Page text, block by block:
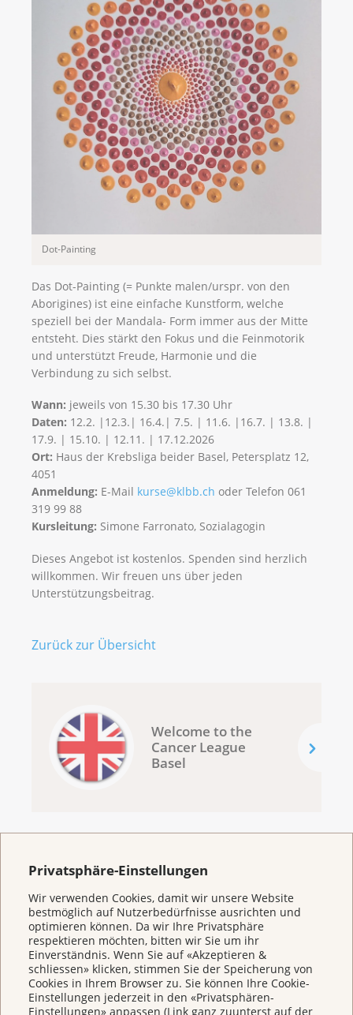
Privatsphäre-Einstellungen
Wir verwenden Cookies, damit wir unsere Website
bestmöglich auf Nutzerbedürfnisse ausrichten und
optimieren können. Da wir Ihre Privatsphäre
respektieren möchten, bitten wir Sie um ihr
Einverständnis. Wenn Sie auf «Akzeptieren &
schliessen» klicken, stimmen Sie der Speicherung von
Cookies in Ihrem Browser zu. Sie können Ihre Cookie-
Einstellungen jederzeit in den «Privatsphären-
Einstellungen» anpassen (Link ganz zuunterst auf der
Dot-Painting
Das Dot-Painting (= Punkte malen/urspr. von den
Aborigines) ist eine einfache Kunstform, welche
speziell bei der Mandala- Form immer aus der Mitte
entsteht. Dies stärkt den Fokus und die Feinmotorik
und unterstützt Freude, Harmonie und die
Verbindung zu sich selbst.
Wann: jeweils von 15.30 bis 17.30 Uhr
Daten: 12.2. |12.3.| 16.4.| 7.5. | 11.6. |16.7. | 13.8. |
17.9. | 15.10. | 12.11. | 17.12.2026
Ort: Haus der Krebsliga beider Basel, Petersplatz 12,
4051
Anmeldung: E-Mail kurse@klbb.ch oder Telefon 061
319 99 88
Kursleitung: Simone Farronato, Sozialagogin
Dieses Angebot ist kostenlos. Spenden sind herzlich
willkommen. Wir freuen uns über jeden
Unterstützungsbeitrag.
Zurück zur Übersicht
Welcome to the
Cancer League
Basel
Broschüren/Shop